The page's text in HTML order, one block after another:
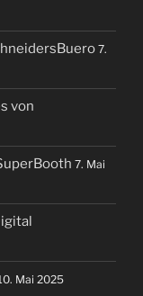
7.
von
7. Mai
Mai 2025